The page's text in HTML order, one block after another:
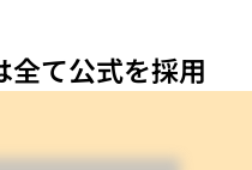
全て公式を採用